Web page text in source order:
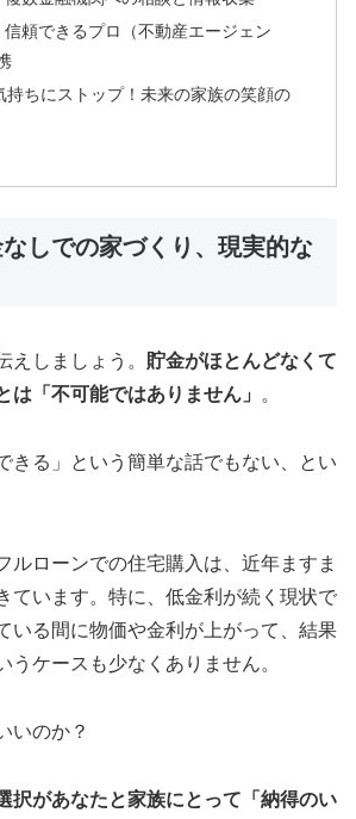
信頼できるプロ（不動産エージェン
持ちにストップ！未来の家族の笑顔の
なしでの家づくり、現実的な
えしましょう。 貯金がほとんどなくて
は「不可能ではありません」 。
きる」という簡単な話でもない、とい
ルローンでの住宅購入は、近年ますま
ています。特に、低金利が続く現状で
いる間に物価や金利が上がって、結果
うケースも少なくありません。
いのか？
択があなたと家族にとって「納得のい